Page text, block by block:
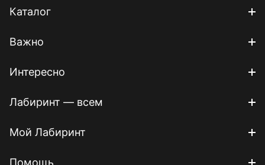
Каталог
Важно
Интересно
Лабиринт — всем
Мой Лабиринт